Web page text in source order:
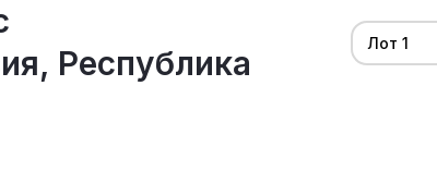
Республика
Лот 1